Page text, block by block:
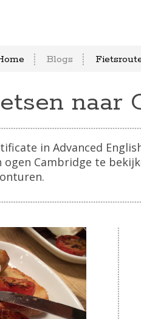
Blogs
naar
in Advanced
Cambridge te